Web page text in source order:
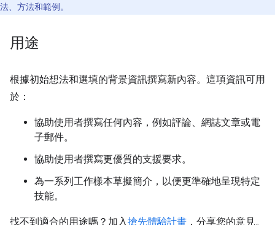
法、方法和範例。
用途
根據初始想法和選填的背景資訊撰寫新內容。這項資訊可用
於：
協助使用者撰寫任何內容，例如評論、網誌文章或電
子郵件。
協助使用者撰寫更優質的支援要求。
為一系列工作樣本草擬簡介，以便更準確地呈現特定
技能。
找不到適合的用途嗎？加入搶先體驗計畫 ，分享您的意見。